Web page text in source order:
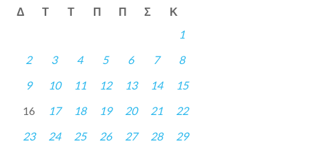
Δ Τ Τ Π Π Σ Κ
1
2
3 4 5 6 7
8
9
10 11 12 13 14
15
16
17 18 19 20 21
22
23
24 25 26 27 28
29